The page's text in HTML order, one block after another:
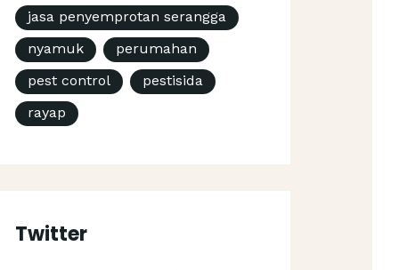
jasa penyemprotan serangga
nyamuk
perumahan
pest control
pestisida
rayap
Twitter